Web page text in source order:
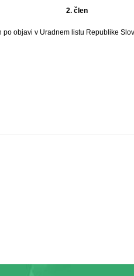
2. člen
po objavi v Uradnem listu Republike